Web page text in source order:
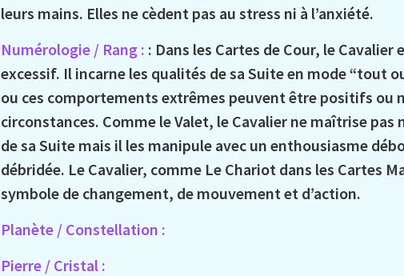
leurs mains. Elles ne cèdent pas au stress ni à l’anxiété.
Numérologie / Rang : : Dans les Cartes de Cour, le Cavalier
excessif. Il incarne les qualités de sa Suite en mode “tout
ou ces comportements extrêmes peuvent être positifs ou
circonstances. Comme le Valet, le Cavalier ne maîtrise pas
de sa Suite mais il les manipule avec un enthousiasme
débridée. Le Cavalier, comme Le Chariot dans les Cartes
symbole de changement, de mouvement et d’action.
Planète / Constellation :
Pierre / Cristal :